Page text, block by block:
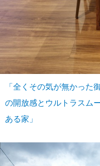
「全くその気が無かった
の開放感とウルトラスム
ある家」